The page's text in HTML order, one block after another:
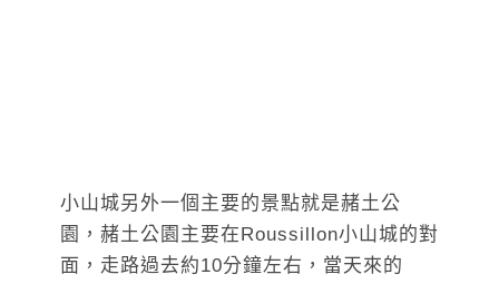
小山城另外一個主要的景點就是赭土公
園，赭土公園主要在Roussillon小山城的對
面，走路過去約10分鐘左右，當天來的